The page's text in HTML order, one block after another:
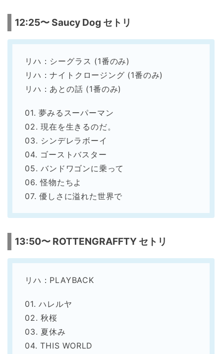
12:25〜 Saucy Dog セトリ
リハ：シーグラス (1番のみ)
リハ：ナイトクロージング (1番のみ)
リハ：あとの話 (1番のみ)
01. 夢みるスーパーマン
02. 現在を生きるのだ。
03. シンデレラボーイ
04. ゴーストバスター
05. バンドワゴンに乗って
06. 怪物たちよ
07. 優しさに溢れた世界で
13:50〜 ROTTENGRAFFTY セトリ
リハ：PLAYBACK
01. ハレルヤ
02. 秋桜
03. 夏休み
04. THIS WORLD